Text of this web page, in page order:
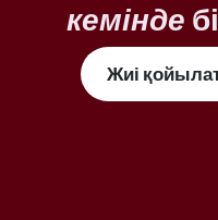
кемінде
Жиі